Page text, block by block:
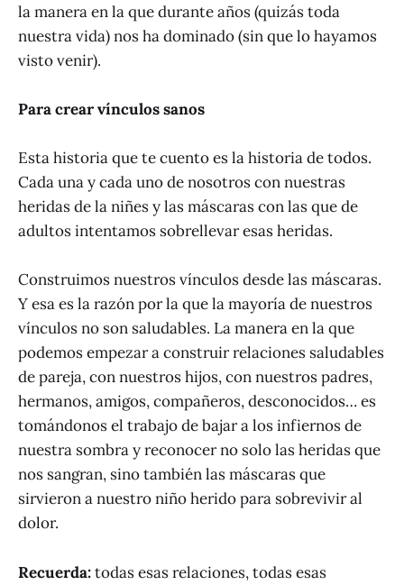
la manera en la que durante años (quizás toda
nuestra vida) nos ha dominado (sin que lo hayamos
visto venir).
Para crear vínculos sanos
Esta historia que te cuento es la historia de todos.
Cada una y cada uno de nosotros con nuestras
heridas de la niñes y las máscaras con las que de
adultos intentamos sobrellevar esas heridas.
Construimos nuestros vínculos desde las máscaras.
Y esa es la razón por la que la mayoría de nuestros
vínculos no son saludables. La manera en la que
podemos empezar a construir relaciones saludables
de pareja, con nuestros hijos, con nuestros padres,
hermanos, amigos, compañeros, desconocidos… es
tomándonos el trabajo de bajar a los infiernos de
nuestra sombra y reconocer no solo las heridas que
nos sangran, sino también las máscaras que
sirvieron a nuestro niño herido para sobrevivir al
dolor.
Recuerda:todas esas relaciones, todas esas